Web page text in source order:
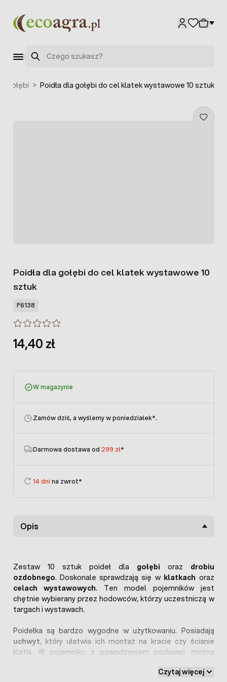
Szukaj
gołębi > Poidła dla gołębi do cel klatek wystawowe 10 sztuk
Poidła dla gołębi do cel klatek wystawowe 10
sztuk
F6138
14,40 zł
W magazynie
Zamów dziś, a wyślemy w poniedziałek*.
Darmowa dostawa od 299 zł*
14 dni na zwrot*
Opis
Zestaw 10 sztuk poideł dla gołębi oraz drobiu
ozdobnego. Doskonale sprawdzają się w klatkach oraz
celach wystawowych. Ten model pojemników jest
chętnie wybierany przez hodowców, którzy uczestniczą w
targach i wystawach.
Poidełka są bardzo wygodne w użytkowaniu. Posiadają
uchwyt, który ułatwia ich montaż na kracie czy ścianie
klatki. W pojemniku z powodzeniem podawać można
Czytaj więcej